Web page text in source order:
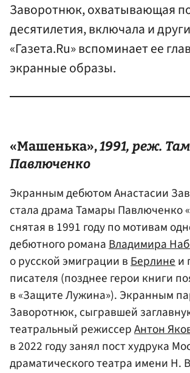
Заворотнюк, охватывающая
десятилетия, включала и
«Газета.Ru» вспоминает ее
экранные образы.
«Машенька»,1991, реж.
Павлюченко
Экранным дебютом Анастасии
стала драма Тамары Павлюченко
снятая в 1991 году по мотивам
дебютного романаВладимира
о русской эмиграции вБерлинеи
писателя (позднее герои книги
в «Защите Лужина»). Экранным
Заворотнюк, сыгравшей
театральный режиссерАнтон
в 2022 году занял пост худрука
драматического театра имени Н.